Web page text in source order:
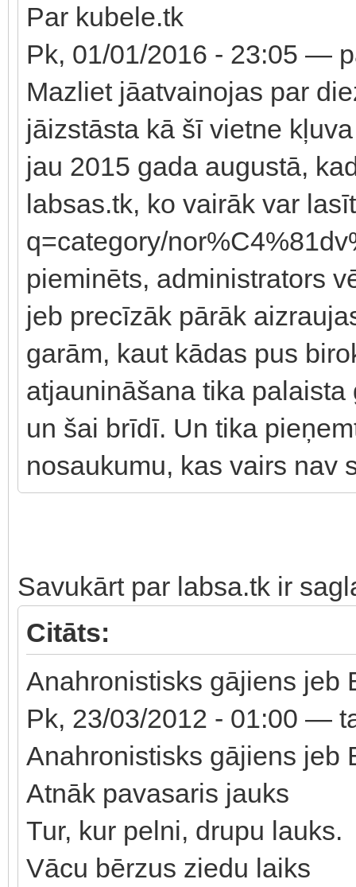
Par kubele.tk
Pk, 01/01/2016 - 23:05 —
Mazliet jāatvainojas par
jāizstāsta kā šī vietne
jau 2015 gada augustā,
labsas.tk, ko vairāk var
q=category/
pieminēts, administrators
jeb precīzāk pārāk
garām, kaut kādas pus
atjaunināšana tika
un šai brīdī. Un tika
nosaukumu, kas vairs nav
Savukārt par labsa.tk ir
Citāts:
Anahronistisks gājiens jeb
Pk, 23/03/2012 - 01:00 —
Anahronistisks gājiens jeb
Atnāk pavasaris jauks
Tur, kur pelni, drupu lauks.
Vācu bērzus ziedu laiks